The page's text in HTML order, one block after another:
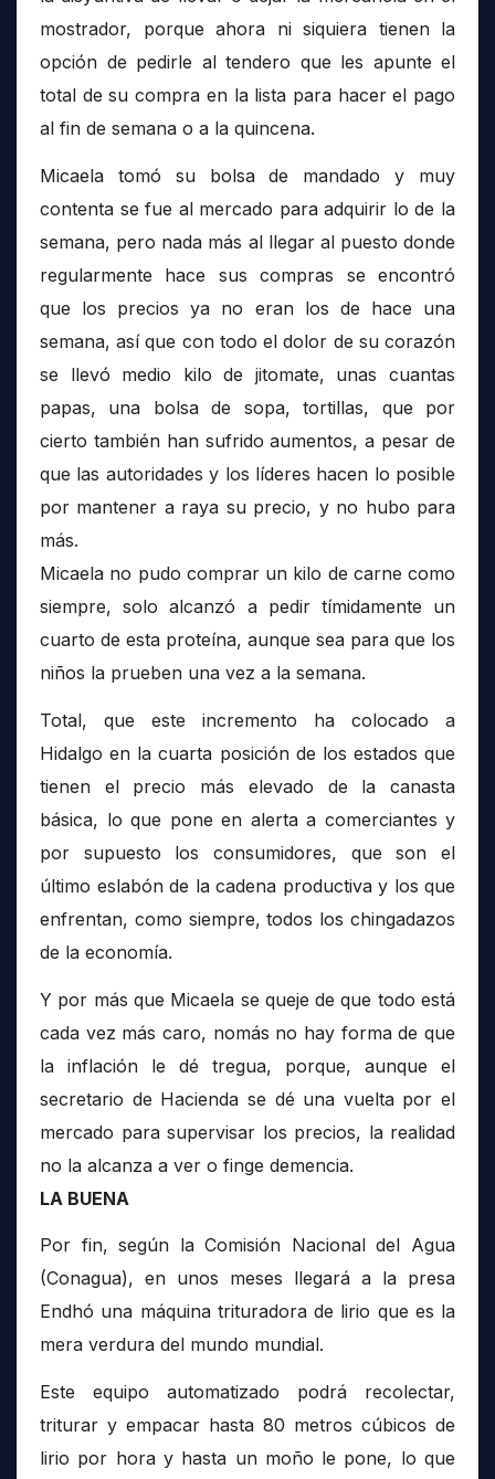
mostrador, porque ahora ni siquiera tienen la
opción de pedirle al tendero que les apunte el
total de su compra en la lista para hacer el pago
al fin de semana o a la quincena.
Micaela tomó su bolsa de mandado y muy
contenta se fue al mercado para adquirir lo de la
semana, pero nada más al llegar al puesto donde
regularmente hace sus compras se encontró
que los precios ya no eran los de hace una
semana, así que con todo el dolor de su corazón
se llevó medio kilo de jitomate, unas cuantas
papas, una bolsa de sopa, tortillas, que por
cierto también han sufrido aumentos, a pesar de
que las autoridades y los líderes hacen lo posible
por mantener a raya su precio, y no hubo para
más.
Micaela no pudo comprar un kilo de carne como
siempre, solo alcanzó a pedir tímidamente un
cuarto de esta proteína, aunque sea para que los
niños la prueben una vez a la semana.
Total, que este incremento ha colocado a
Hidalgo en la cuarta posición de los estados que
tienen el precio más elevado de la canasta
básica, lo que pone en alerta a comerciantes y
por supuesto los consumidores, que son el
último eslabón de la cadena productiva y los que
enfrentan, como siempre, todos los chingadazos
de la economía.
Y por más que Micaela se queje de que todo está
cada vez más caro, nomás no hay forma de que
la inflación le dé tregua, porque, aunque el
secretario de Hacienda se dé una vuelta por el
mercado para supervisar los precios, la realidad
no la alcanza a ver o finge demencia.
LA BUENA
Por fin, según la Comisión Nacional del Agua
(Conagua), en unos meses llegará a la presa
Endhó una máquina trituradora de lirio que es la
mera verdura del mundo mundial.
Este equipo automatizado podrá recolectar,
triturar y empacar hasta 80 metros cúbicos de
lirio por hora y hasta un moño le pone, lo que